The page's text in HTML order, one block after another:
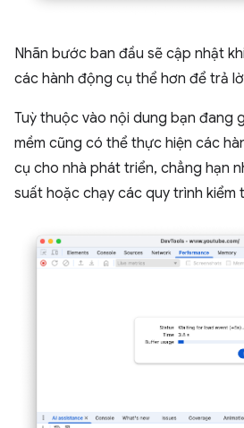
Nhãn bước ban đầu sẽ cập nhật
các hành động cụ thể hơn để trả
Tuỳ thuộc vào nội dung bạn đang
mềm cũng có thể thực hiện các
cụ cho nhà phát triển, chẳng hạn
suất hoặc chạy các quy trình kiểm